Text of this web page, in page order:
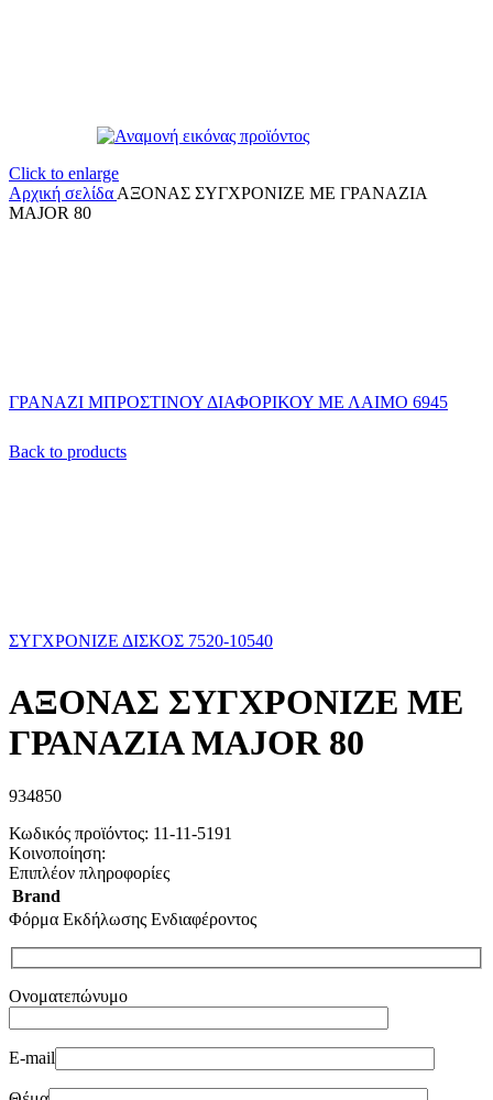
Click to enlarge
Αρχική σελίδα ΑΞΟΝΑΣ ΣΥΓΧΡΟΝΙΖΕ ΜΕ ΓΡΑΝΑΖΙΑ
MAJOR 80
ΓΡΑΝΑΖΙ ΜΠΡΟΣΤΙΝΟΥ ΔΙΑΦΟΡΙΚΟΥ ΜΕ ΛΑΙΜΟ 6945
Back to products
ΣΥΓΧΡΟΝΙΖΕ ΔΙΣΚΟΣ 7520-10540
ΑΞΟΝΑΣ ΣΥΓΧΡΟΝΙΖΕ ΜΕ
ΓΡΑΝΑΖΙΑ MAJOR 80
934850
Κωδικός προϊόντος: 11-11-5191
Κοινοποίηση:
Επιπλέον πληροφορίες
Brand
Φόρμα Εκδήλωσης Ενδιαφέροντος
Ονοματεπώνυμο
E-mail